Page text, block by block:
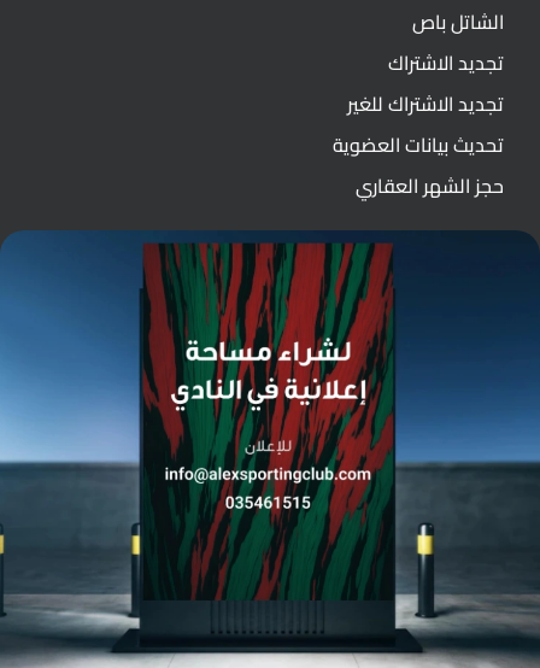
الشاتل باص
تجديد الاشتراك
تجديد الاشتراك للغير
تحديث بيانات العضوية
حجز الشهر العقاري